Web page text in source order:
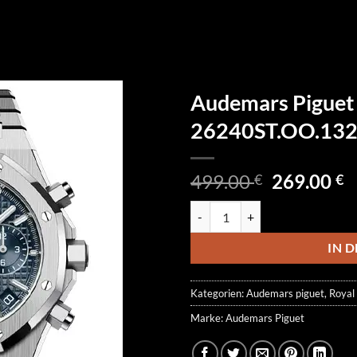
Audemars
499.00€
499.00 €
269.00€
IN
Kategorien:Audemars piguet,
Marke:Audemars Piguet